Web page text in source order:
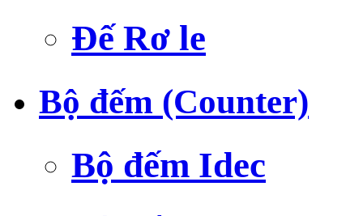
Đế Rơ le
Bộ đếm (Counter)
Bộ đếm Idec